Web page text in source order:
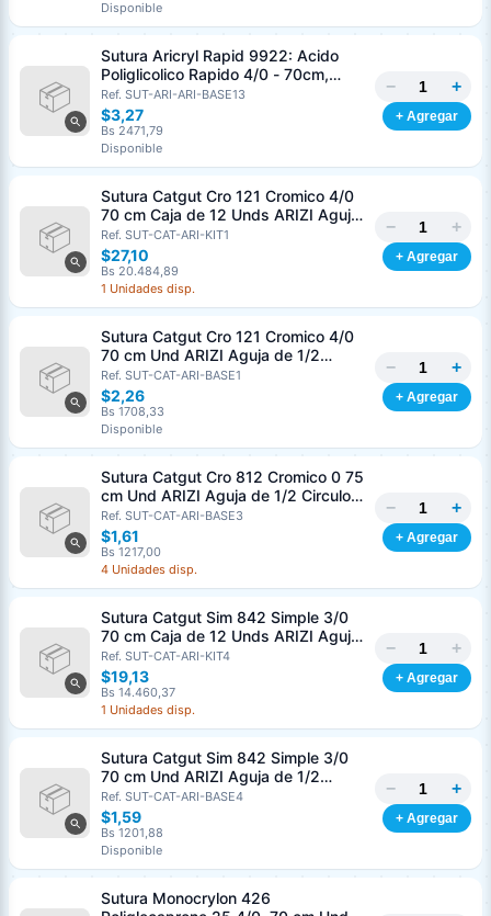
Disponible
Sutura Aricryl Rapid 9922: Acido
Poliglicolico Rapido 4/0 - 70cm,
aguja de 3/8 Corte Inverso 19mm
Und ARIZI Absorbible
Ref. SUT-ARI-ARI-BASE13
$3,27
Bs 2471,79
Disponible
− +
+ Agregar
Sutura Catgut Cro 121 Cromico 4/0
70 cm Caja de 12 Unds ARIZI Aguja
de 1/2 Circulo Punta Conica 26 mm
Ref. SUT-CAT-ARI-KIT1
$27,10
Bs 20.484,89
1 Unidades disp.
− +
+ Agregar
Sutura Catgut Cro 121 Cromico 4/0
70 cm Und ARIZI Aguja de 1/2
Circulo Punta Conica 26 mm
Ref. SUT-CAT-ARI-BASE1
$2,26
Bs 1708,33
Disponible
− +
+ Agregar
Sutura Catgut Cro 812 Cromico 0 75
cm Und ARIZI Aguja de 1/2 Circulo
Punta Conica 37 mm
Ref. SUT-CAT-ARI-BASE3
$1,61
Bs 1217,00
4 Unidades disp.
− +
+ Agregar
Sutura Catgut Sim 842 Simple 3/0
70 cm Caja de 12 Unds ARIZI Aguja
de 1/2 Circulo Punta Conica 36 mm
Ref. SUT-CAT-ARI-KIT4
$19,13
Bs 14.460,37
1 Unidades disp.
− +
+ Agregar
Sutura Catgut Sim 842 Simple 3/0
70 cm Und ARIZI Aguja de 1/2
Circulo Punta Conica 36 mm
Ref. SUT-CAT-ARI-BASE4
$1,59
Bs 1201,88
Disponible
− +
+ Agregar
Sutura Monocrylon 426